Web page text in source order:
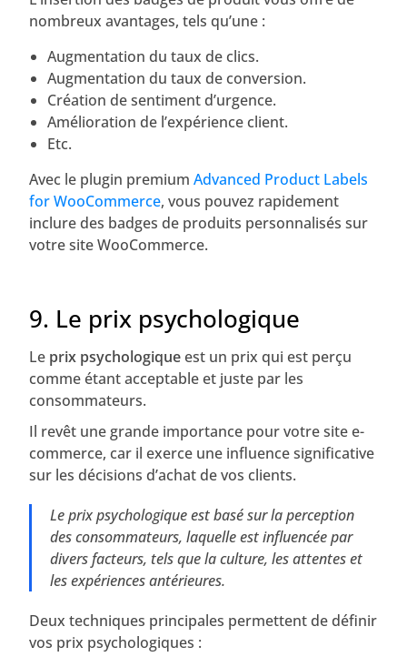
nombreux avantages, tels qu’une :
Augmentation du taux de clics.
Augmentation du taux de conversion.
Création de sentiment d’urgence.
Amélioration de l’expérience client.
Etc.
Avec le plugin premiumAdvanced Product Labels
for WooCommerce, vous pouvez rapidement
inclure des badges de produits personnalisés sur
votre site WooCommerce.
9. Le prix psychologique
Le prix psychologiqueest un prix qui est perçu
comme étant acceptable et juste par les
consommateurs.
Il revêt une grande importance pour votre site e-
commerce, car il exerce une influence significative
sur les décisions d’achat de vos clients.
Le prix psychologique est basé sur la perception
des consommateurs, laquelle est influencée par
divers facteurs, tels que la culture, les attentes et
les expériences antérieures.
Deux techniques principales permettent de définir
vos prix psychologiques :